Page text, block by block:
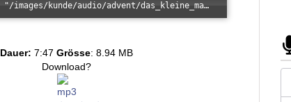
Error loading: "/images/kunde/audio/advent/das_kleine_maedchen_mit_den_schwefelhoelzchen.mp3"
Dauer: 7:47 Grösse: 8.94 MB
Download?